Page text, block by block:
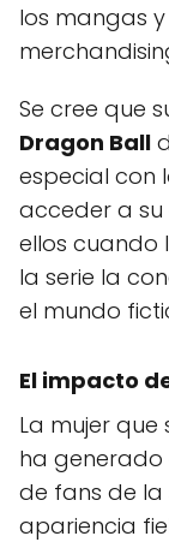
los mangas
Se cree que
Dragon Ball
especial con
acceder a
ellos cuando
la serie la
el mundo
El impacto
La mujer
ha generado
de fans de la
apariencia